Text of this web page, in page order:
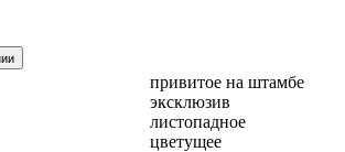
привитое на штамбе
эксклюзив
листопадное
цветущее